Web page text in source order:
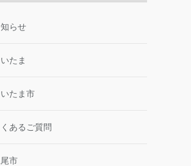
らせ
たま
いたま市
あるご質問
尾市